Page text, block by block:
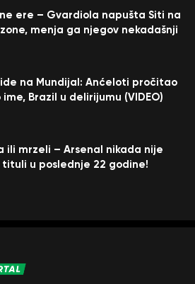
ere – Gvardiola napušta Siti na
menja ga njegov nekadašnji
na Mundijal: Anćeloti pročitao
Brazil u delirijumu (VIDEO)
ili mrzeli – Arsenal nikada nije
u poslednje 22 godine!